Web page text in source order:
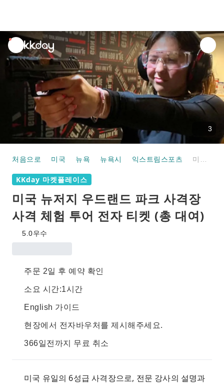
unread
notifications
3
처음으로 미국 뉴욕 뉴욕시 익스트림스포츠
KKday 마켓플레이스
미국 뉴저지 우드랜드 파크 사격장
사격 체험 투어 전자 티켓 (총 대여)
5.0우수
주문 2일 후 예약 확인
소요 시간:1시간
English 가이드
현장에서 전자바우처를 제시해주세요.
366일전까지 무료 취소
미국 유일의 6성급 사격장으로, 전문 강사의 설명과